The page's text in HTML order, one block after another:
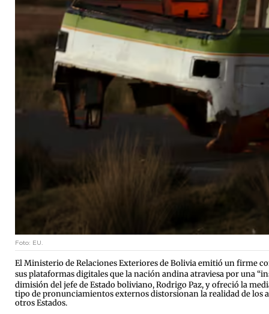
Foto: EU.
El Ministerio de Relaciones Exteriores de Bolivia emitió un firme
sus plataformas digitales que la nación andina atraviesa por una
dimisión del jefe de Estado boliviano, Rodrigo Paz, y ofreció la
tipo de pronunciamientos externos distorsionan la realidad de
otros Estados.